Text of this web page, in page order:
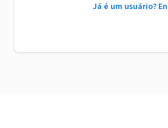
Já é um usuário?